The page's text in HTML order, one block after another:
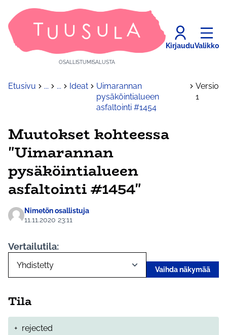
OSALLISTUMISALUSTA
KirjauduValikko
Etusivu ... ... Ideat
Uimarannan
pysäköintialueen
asfaltointi #1454
Versio
1
Muutokset kohteessa
"Uimarannan
pysäköintialueen
asfaltointi #1454"
Nimetön osallistuja
11.11.2020 23:11
Vertailutila:
Vaihda näkymää
Tila
+ rejected